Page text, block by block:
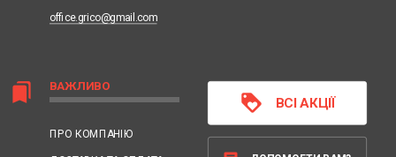
bookmarks ВАЖЛИВО
ПРО КОМПАНІЮ
office.grico@gmail.com
loyalty ВСІ АКЦІЇ